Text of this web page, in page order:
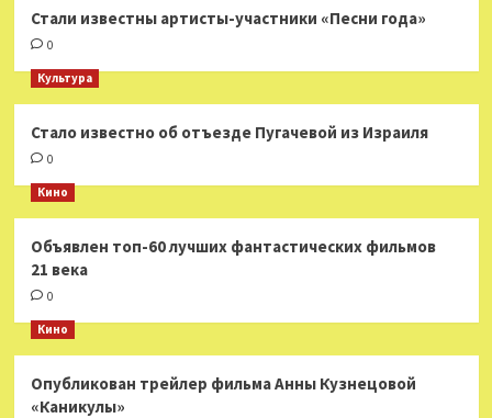
Стали известны артисты-участники «Песни года»
0
Культура
Стало известно об отъезде Пугачевой из Израиля
0
Кино
Объявлен топ-60 лучших фантастических фильмов
21 века
0
Кино
Опубликован трейлер фильма Анны Кузнецовой
«Каникулы»